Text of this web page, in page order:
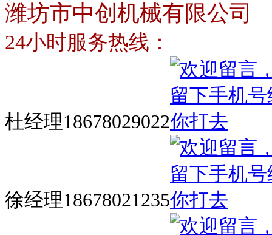
潍坊市中创机械有限公司
24小时服务热线：
杜经理18678029022
徐经理18678021235